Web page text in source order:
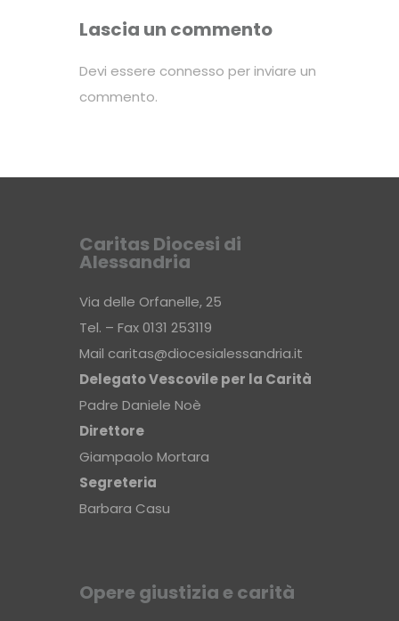
Lascia un commento
Devi essere connesso per inviare un
commento.
Caritas Diocesi di
Alessandria
Via delle Orfanelle, 25
Tel. – Fax 0131 253119
Mail caritas@diocesialessandria.it
Delegato Vescovile per la Carità
Padre Daniele Noè
Direttore
Giampaolo Mortara
Segreteria
Barbara Casu
Opere giustizia e carità